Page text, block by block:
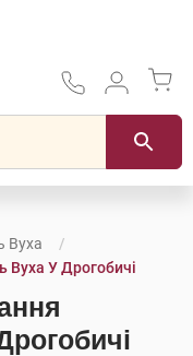
Вуха
Вуха У Дрогобичі